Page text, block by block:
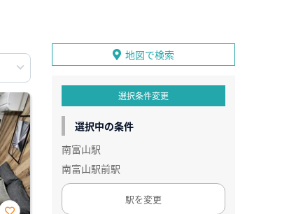
地図で検索
選択条件変更
選択中の条件
南富山駅
南富山駅前駅
駅を変更